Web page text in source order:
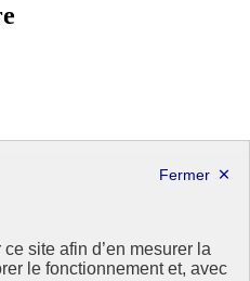
sur le climat et la nature
site afin d’en mesurer la
le fonctionnement et, avec